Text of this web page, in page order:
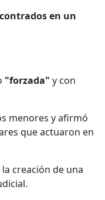
en un
"forzada" y con
menores y afirmó
que actuaron en
la creación de una